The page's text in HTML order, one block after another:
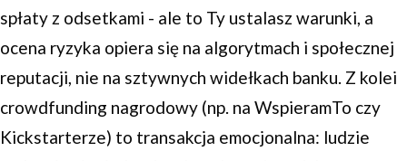
spłaty z odsetkami - ale to Ty ustalasz warunki, a
ocena ryzyka opiera się na algorytmach i społecznej
reputacji, nie na sztywnych widełkach banku. Z kolei
crowdfunding nagrodowy (np. na WspieramTo czy
Kickstarterze) to transakcja emocjonalna: ludzie